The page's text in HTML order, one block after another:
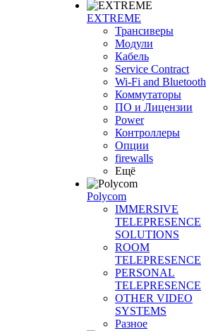
EXTREME
Трансиверы
Модули
Кабель
Service Contract
Wi-Fi and Bluetooth
Коммутаторы
ПО и Лицензии
Power
Контроллеры
Опции
firewalls
Ещё
Polycom
IMMERSIVE
TELEPRESENCE
SOLUTIONS
ROOM
TELEPRESENCE
PERSONAL
TELEPRESENCE
OTHER VIDEO
SYSTEMS
Разное